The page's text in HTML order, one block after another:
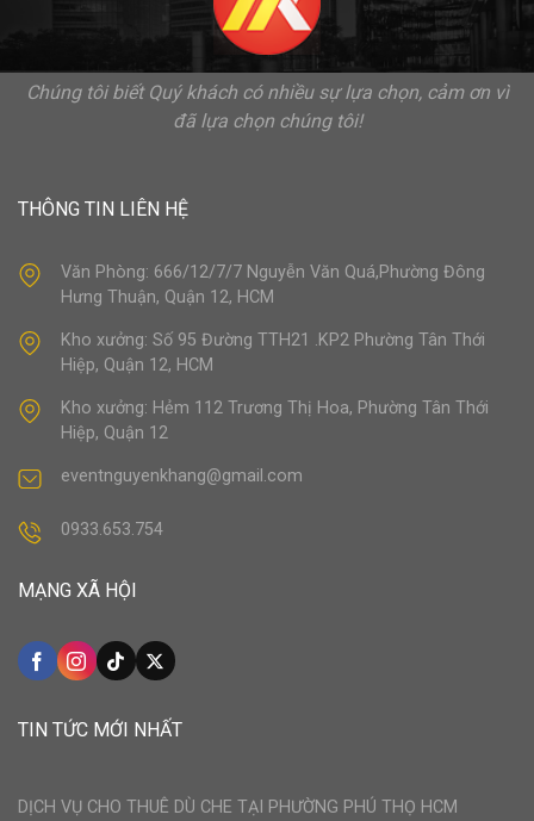
Chúng tôi biết Quý khách có nhiều sự lựa chọn, cảm ơn vì
đã lựa chọn chúng tôi!
THÔNG TIN LIÊN HỆ
Văn Phòng: 666/12/7/7 Nguyễn Văn Quá,Phường Đông
Hưng Thuận, Quận 12, HCM
Kho xưởng: Số 95 Đường TTH21 .KP2 Phường Tân Thới
Hiệp, Quận 12, HCM
Kho xưởng: Hẻm 112 Trương Thị Hoa, Phường Tân Thới
Hiệp, Quận 12
eventnguyenkhang@gmail.com
0933.653.754
MẠNG XÃ HỘI
TIN TỨC MỚI NHẤT
DỊCH VỤ CHO THUÊ DÙ CHE TẠI PHƯỜNG PHÚ THỌ HCM